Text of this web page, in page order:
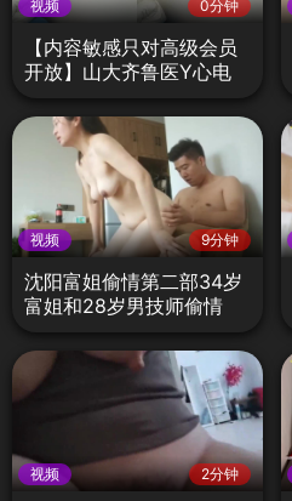
视频 0分钟
【内容敏感只对高级会员
开放】山大齐鲁医Y心电
视频 9分钟
沈阳富姐偷情第二部34岁
富姐和28岁男技师偷情
视频 2分钟